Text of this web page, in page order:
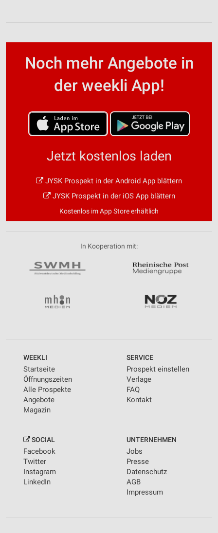
Noch mehr Angebote in
der weekli App!
Jetzt kostenlos laden
JYSK Prospekt in der Android App blättern
JYSK Prospekt in der iOS App blättern
Kostenlos im App Store erhältlich
In Kooperation mit:
WEEKLI
Startseite
Öffnungszeiten
Alle Prospekte
Angebote
Magazin
SERVICE
Prospekt einstellen
Verlage
FAQ
Kontakt
SOCIAL
Facebook
Twitter
Instagram
LinkedIn
UNTERNEHMEN
Jobs
Presse
Datenschutz
AGB
Impressum